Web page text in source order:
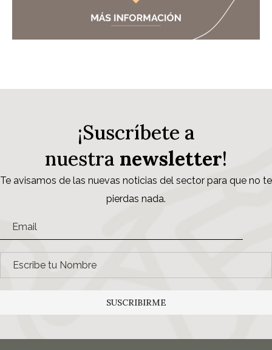
¡Suscríbete a
nuestra newsletter!
Te avisamos de las nuevas noticias del sector para que no te
pierdas nada.
SUSCRIBIRME